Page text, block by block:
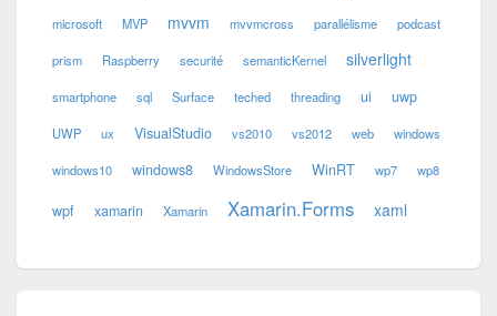
microsoft MVP mvvm mvvmcross parallélisme podcast
prism Raspberry securité semanticKernel silverlight
smartphone sql Surface teched threading ui uwp
UWP ux VisualStudio vs2010 vs2012 web windows
windows10 windows8 WindowsStore WinRT wp7 wp8
wpf xamarin Xamarin Xamarin.Forms xaml